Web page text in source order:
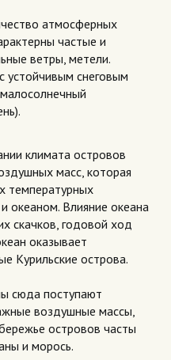
атмосферных
частые и
ветры, метели.
устойчивым снеговым
климата островов
масс, которая
температурных
океаном. Влияние океана
скачков, годовой ход
оказывает
Курильские острова.
сюда поступают
воздушные массы,
островов часты
и морось.